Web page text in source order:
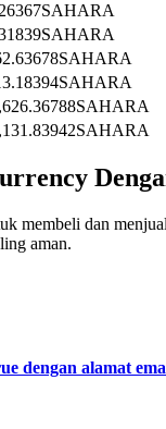
termasuk info
SAHARA
SAHARA
SAHARA
SAHARA
SAHARA
SAHARA
membeli dan
aman.
dengan alamat